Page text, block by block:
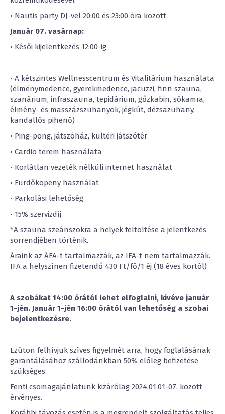
• Nautis party DJ-vel 20:00 és 23:00 óra között
Január 07. vasárnap:
• Késői kijelentkezés 12:00-ig
• A kétszintes Wellnesscentrum és Vitalitárium használata
(élménymedence, gyerekmedence, jacuzzi, finn szauna,
szanárium, infraszauna, tepidárium, gőzkabin, sókamra,
élmény- és masszázszuhanyok, jégkút, dézsazuhany,
kandallós pihenő)
• Ping-pong, játszóház, kültéri játszótér
• Cardio terem használata
• Korlátlan vezeték nélküli internet használat
• Fürdőköpeny használat
• Parkolási lehetőség
• 15% szervizdíj
*A szauna szeánszokra a helyek feltöltése a jelentkezés
sorrendjében történik.
Áraink az ÁFA-t tartalmazzák, az IFA-t nem tartalmazzák.
IFA a helyszínen fizetendő 430 Ft/fő/1 éj (18 éves kortól)
A szobákat 14:00 órától lehet elfoglalni, kivéve január
1-jén. Január 1-jén 16:00 órától van lehetőség a szobai
bejelentkezésre.
Ezúton felhívjuk szíves figyelmét arra, hogy foglalásának
garantálásához szállodánkban 50% előleg befizetése
szükséges.
Fenti csomagajánlatunk kizárólag 2024.01.01-07. között
érvényes.